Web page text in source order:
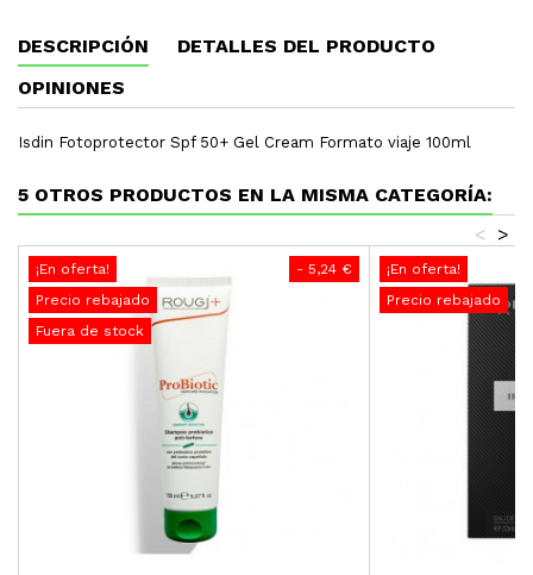
DESCRIPCIÓN
DETALLES DEL PRODUCTO
OPINIONES
Isdin Fotoprotector Spf 50+ Gel Cream Formato viaje 100ml
5 OTROS PRODUCTOS EN LA MISMA CATEGORÍA:
>
<
- 5,24 €
¡En oferta!
Precio rebajado
Fuera de stock
¡En oferta!
Precio rebajado